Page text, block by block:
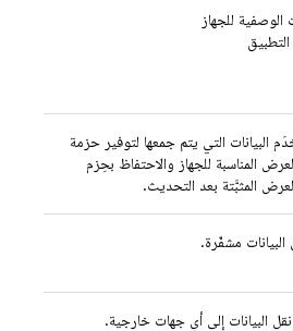
الوصفية للجهاز
البيانات التي يتم جمعها لتوفير حزمة
المناسبة للجهاز والاحتفاظ بحِزم
المثبَّتة بعد التحديث.
مشفّرة.
نقل البيانات إلى أي جهات خارجية.